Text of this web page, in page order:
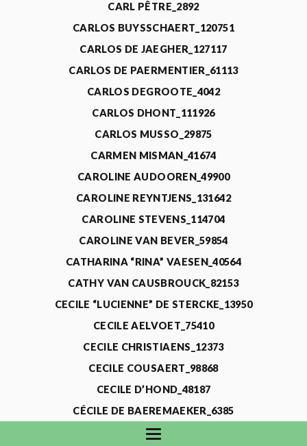
CARL PÊTRE_2892
CARLOS BUYSSCHAERT_120751
CARLOS DE JAEGHER_127117
CARLOS DE PAERMENTIER_61113
CARLOS DEGROOTE_4042
CARLOS DHONT_111926
CARLOS MUSSO_29875
CARMEN MISMAN_41674
CAROLINE AUDOOREN_49900
CAROLINE REYNTJENS_131642
CAROLINE STEVENS_114704
CAROLINE VAN BEVER_59854
CATHARINA “RINA” VAESEN_40564
CATHY VAN CAUSBROUCK_82153
CECILE “LUCIENNE” DE STERCKE_13950
CECILE AELVOET_75410
CECILE CHRISTIAENS_12373
CECILE COUSAERT_98868
CECILE D’HOND_48187
CÉCILE DE BAEREMAEKER_6385
CECILE DE WAELE_4731